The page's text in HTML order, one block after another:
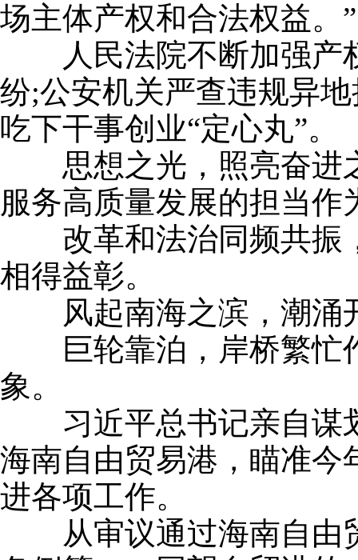
场主体产权和合法权益。”
人民法院不断加强产权
纷;公安机关严查违规异
吃下干事创业“定心丸”。
思想之光，照亮奋进之
服务高质量发展的担当作
改革和法治同频共振，
相得益彰。
风起南海之滨，潮涌
巨轮靠泊，岸桥繁忙
象。
习近平总书记亲自谋
海南自由贸易港，瞄准今
进各项工作。
从审议通过海南自由贸